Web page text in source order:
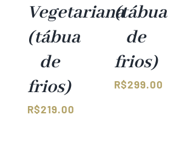
Vegetariana
(tábua
de
frios)
R$219.00
(tábua
de
frios)
R$299.00